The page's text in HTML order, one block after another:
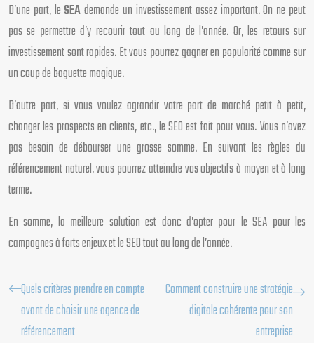
D’une part, leSEAdemande un investissement assez important. On ne peut
pas se permettre d’y recourir tout au long de l’année. Or, les retours sur
investissement sont rapides. Et vous pourrez gagner en popularité comme sur
un coup de baguette magique.
D’autre part, si vous voulez agrandir votre part de marché petit à petit,
changer les prospects en clients, etc., le SEO est fait pour vous. Vous n’avez
pas besoin de débourser une grosse somme. En suivant les règles du
référencement naturel, vous pourrez atteindre vos objectifs à moyen et à long
terme.
En somme, la meilleure solution est donc d’opter pour le SEA pour les
campagnes à forts enjeux et le SEO tout au long de l’année.
Quels critères prendre en compte
avant de choisir une agence de
référencement
Comment construire une stratégie
digitale cohérente pour son
entreprise